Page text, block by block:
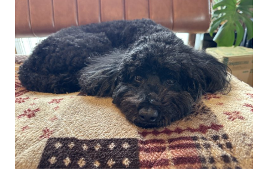
7月の LOGWAY コーチャーDAY では、WONDER DEVICE ユーザ
ーでプロアングラーの Kさんによる「はじめてのウッドルアーづ
...続きを読む
BESS藤沢 LOGWAYだより 全国のBESS
シェア
2026年08月08日